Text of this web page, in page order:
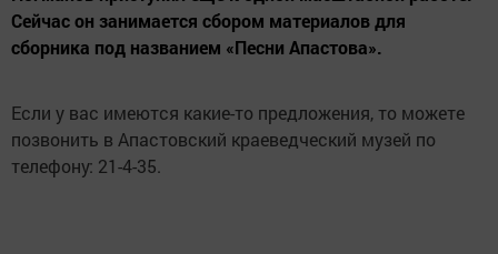
Сейчас он занимается сбором материалов для
сборника под названием «Песни Апастова».
Если у вас имеются какие-то предложения, то можете
позвонить в Апастовский краеведческий музей по
телефону: 21-4-35.